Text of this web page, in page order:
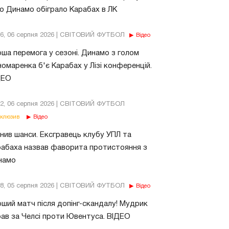
Динамо обіграло Карабах в ЛК
06 серпня 2026 | СВІТОВИЙ ФУТБОЛ Відео
перемога у сезоні. Динамо з голом
б'є Карабах у Лізі конференцій.
06 серпня 2026 | СВІТОВИЙ ФУТБОЛ
Відео
шанси. Ексгравець клубу УПЛ та
назвав фаворита протистояння з
05 серпня 2026 | СВІТОВИЙ ФУТБОЛ Відео
матч після допінг-скандалу! Мудрик
за Челсі проти Ювентуса. ВІДЕО